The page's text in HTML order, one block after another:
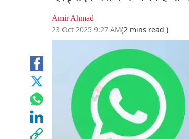
Amir Ahmad
23 Oct 2025 9:27 AM(2 mins read )